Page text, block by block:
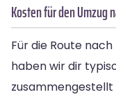
Kosten für den Umzug
Für die Route
haben wir dir